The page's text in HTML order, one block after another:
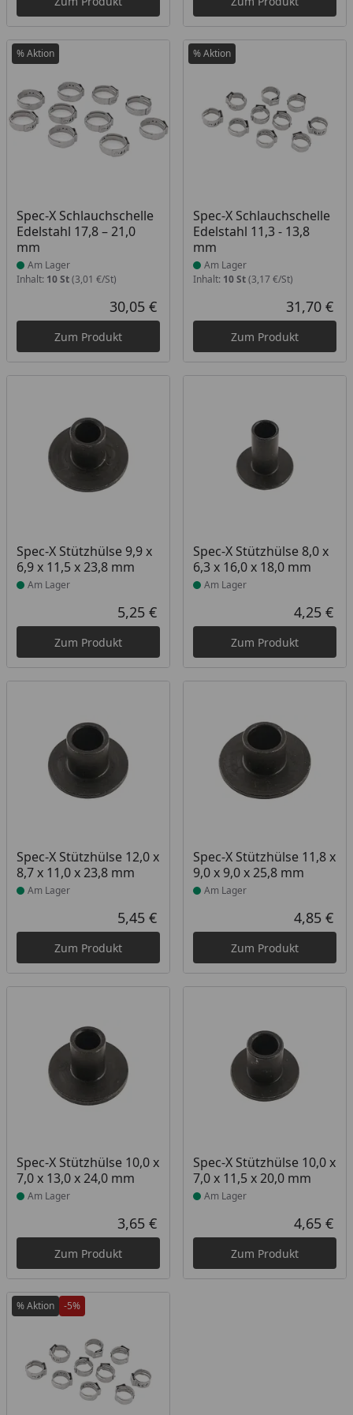
% Aktion
Spec-X Schlauchschelle
Edelstahl 17,8 – 21,0
mm
Produkt am Lager
Am Lager
Inhalt: 10 St(3,01 €/St)
Aktueller Preis
30,05 €
Zum Produkt
% Aktion
Spec-X Schlauchschelle
Edelstahl 11,3 - 13,8
mm
Produkt am Lager
Am Lager
Inhalt: 10 St(3,17 €/St)
31,70 €
Zum Produkt
Spec-X Stützhülse 9,9 x
6,9 x 11,5 x 23,8 mm
Produkt am Lager
Am Lager
Aktueller Preis
5,25 €
Zum Produkt
Spec-X Stützhülse 8,0 x
6,3 x 16,0 x 18,0 mm
Produkt am Lager
Am Lager
4,25 €
Zum Produkt
Spec-X Stützhülse 12,0 x
8,7 x 11,0 x 23,8 mm
Produkt am Lager
Am Lager
Aktueller Preis
5,45 €
Zum Produkt
Spec-X Stützhülse 11,8 x
9,0 x 9,0 x 25,8 mm
Produkt am Lager
Am Lager
4,85 €
Zum Produkt
Spec-X Stützhülse 10,0 x
7,0 x 13,0 x 24,0 mm
Produkt am Lager
Am Lager
Aktueller Preis
3,65 €
Zum Produkt
Spec-X Stützhülse 10,0 x
7,0 x 11,5 x 20,0 mm
Produkt am Lager
Am Lager
4,65 €
Zum Produkt
% Aktion -5%